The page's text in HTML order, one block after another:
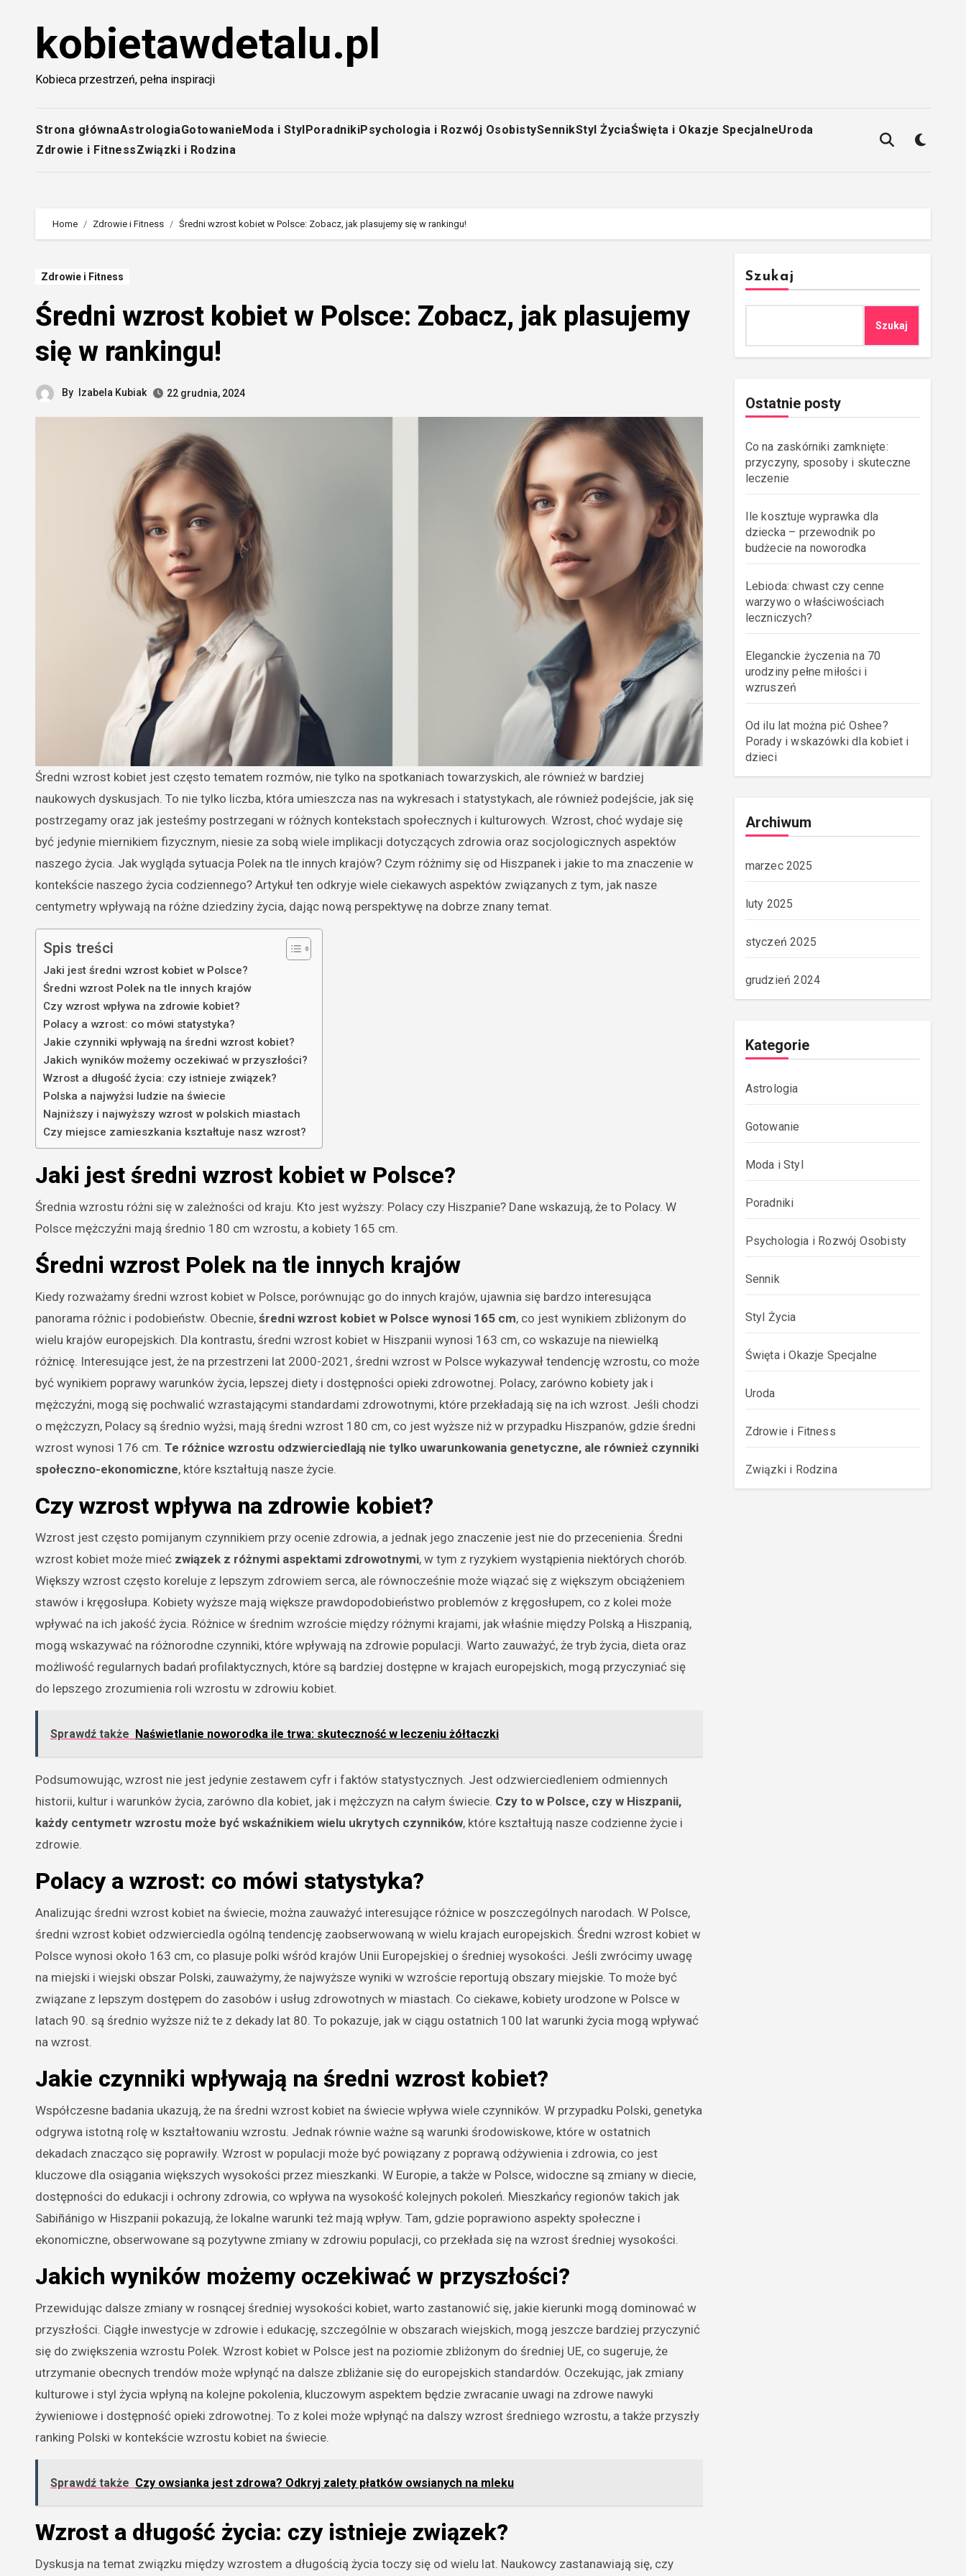
kobietawdetalu.pl
Kobieca przestrzeń, pełna inspiracji
Strona głównaAstrologiaGotowanieModa i StylPoradnikiPsychologia i Rozwój OsobistySennikStyl ŻyciaŚwięta i Okazje SpecjalneUroda
Zdrowie i FitnessZwiązki i Rodzina
Home Zdrowie i Fitness Średni wzrost kobiet w Polsce: Zobacz, jak plasujemy się w rankingu!
Zdrowie i Fitness
Średni wzrost kobiet w Polsce: Zobacz, jak plasujemy
się w rankingu!
By Izabela Kubiak 22 grudnia, 2024
Średni wzrost kobiet jest często tematem rozmów, nie tylko na spotkaniach towarzyskich, ale również w bardziej
naukowych dyskusjach. To nie tylko liczba, która umieszcza nas na wykresach i statystykach, ale również podejście, jak się
postrzegamy oraz jak jesteśmy postrzegani w różnych kontekstach społecznych i kulturowych. Wzrost, choć wydaje się
być jedynie miernikiem fizycznym, niesie za sobą wiele implikacji dotyczących zdrowia oraz socjologicznych aspektów
naszego życia. Jak wygląda sytuacja Polek na tle innych krajów? Czym różnimy się od Hiszpanek i jakie to ma znaczenie w
kontekście naszego życia codziennego? Artykuł ten odkryje wiele ciekawych aspektów związanych z tym, jak nasze
centymetry wpływają na różne dziedziny życia, dając nową perspektywę na dobrze znany temat.
Spis treści
Jaki jest średni wzrost kobiet w Polsce?
Średni wzrost Polek na tle innych krajów
Czy wzrost wpływa na zdrowie kobiet?
Polacy a wzrost: co mówi statystyka?
Jakie czynniki wpływają na średni wzrost kobiet?
Jakich wyników możemy oczekiwać w przyszłości?
Wzrost a długość życia: czy istnieje związek?
Polska a najwyżsi ludzie na świecie
Najniższy i najwyższy wzrost w polskich miastach
Czy miejsce zamieszkania kształtuje nasz wzrost?
Jaki jest średni wzrost kobiet w Polsce?
Średnia wzrostu różni się w zależności od kraju. Kto jest wyższy: Polacy czy Hiszpanie? Dane wskazują, że to Polacy. W
Polsce mężczyźni mają średnio 180 cm wzrostu, a kobiety 165 cm.
Średni wzrost Polek na tle innych krajów
Kiedy rozważamy średni wzrost kobiet w Polsce, porównując go do innych krajów, ujawnia się bardzo interesująca
panorama różnic i podobieństw. Obecnie, średni wzrost kobiet w Polsce wynosi 165 cm, co jest wynikiem zbliżonym do
wielu krajów europejskich. Dla kontrastu, średni wzrost kobiet w Hiszpanii wynosi 163 cm, co wskazuje na niewielką
różnicę. Interesujące jest, że na przestrzeni lat 2000-2021, średni wzrost w Polsce wykazywał tendencję wzrostu, co może
być wynikiem poprawy warunków życia, lepszej diety i dostępności opieki zdrowotnej. Polacy, zarówno kobiety jak i
mężczyźni, mogą się pochwalić wzrastającymi standardami zdrowotnymi, które przekładają się na ich wzrost. Jeśli chodzi
o mężczyzn, Polacy są średnio wyżsi, mają średni wzrost 180 cm, co jest wyższe niż w przypadku Hiszpanów, gdzie średni
wzrost wynosi 176 cm. Te różnice wzrostu odzwierciedlają nie tylko uwarunkowania genetyczne, ale również czynniki
społeczno-ekonomiczne, które kształtują nasze życie.
Czy wzrost wpływa na zdrowie kobiet?
Wzrost jest często pomijanym czynnikiem przy ocenie zdrowia, a jednak jego znaczenie jest nie do przecenienia. Średni
wzrost kobiet może mieć związek z różnymi aspektami zdrowotnymi, w tym z ryzykiem wystąpienia niektórych chorób.
Większy wzrost często koreluje z lepszym zdrowiem serca, ale równocześnie może wiązać się z większym obciążeniem
stawów i kręgosłupa. Kobiety wyższe mają większe prawdopodobieństwo problemów z kręgosłupem, co z kolei może
wpływać na ich jakość życia. Różnice w średnim wzroście między różnymi krajami, jak właśnie między Polską a Hiszpanią,
mogą wskazywać na różnorodne czynniki, które wpływają na zdrowie populacji. Warto zauważyć, że tryb życia, dieta oraz
możliwość regularnych badań profilaktycznych, które są bardziej dostępne w krajach europejskich, mogą przyczyniać się
do lepszego zrozumienia roli wzrostu w zdrowiu kobiet.
Sprawdź także Naświetlanie noworodka ile trwa: skuteczność w leczeniu żółtaczki
Podsumowując, wzrost nie jest jedynie zestawem cyfr i faktów statystycznych. Jest odzwierciedleniem odmiennych
historii, kultur i warunków życia, zarówno dla kobiet, jak i mężczyzn na całym świecie. Czy to w Polsce, czy w Hiszpanii,
każdy centymetr wzrostu może być wskaźnikiem wielu ukrytych czynników, które kształtują nasze codzienne życie i
zdrowie.
Polacy a wzrost: co mówi statystyka?
Analizując średni wzrost kobiet na świecie, można zauważyć interesujące różnice w poszczególnych narodach. W Polsce,
średni wzrost kobiet odzwierciedla ogólną tendencję zaobserwowaną w wielu krajach europejskich. Średni wzrost kobiet w
Polsce wynosi około 163 cm, co plasuje polki wśród krajów Unii Europejskiej o średniej wysokości. Jeśli zwrócimy uwagę
na miejski i wiejski obszar Polski, zauważymy, że najwyższe wyniki w wzroście reportują obszary miejskie. To może być
związane z lepszym dostępem do zasobów i usług zdrowotnych w miastach. Co ciekawe, kobiety urodzone w Polsce w
latach 90. są średnio wyższe niż te z dekady lat 80. To pokazuje, jak w ciągu ostatnich 100 lat warunki życia mogą wpływać
na wzrost.
Jakie czynniki wpływają na średni wzrost kobiet?
Współczesne badania ukazują, że na średni wzrost kobiet na świecie wpływa wiele czynników. W przypadku Polski, genetyka
odgrywa istotną rolę w kształtowaniu wzrostu. Jednak równie ważne są warunki środowiskowe, które w ostatnich
dekadach znacząco się poprawiły. Wzrost w populacji może być powiązany z poprawą odżywienia i zdrowia, co jest
kluczowe dla osiągania większych wysokości przez mieszkanki. W Europie, a także w Polsce, widoczne są zmiany w diecie,
dostępności do edukacji i ochrony zdrowia, co wpływa na wysokość kolejnych pokoleń. Mieszkańcy regionów takich jak
Sabiñánigo w Hiszpanii pokazują, że lokalne warunki też mają wpływ. Tam, gdzie poprawiono aspekty społeczne i
ekonomiczne, obserwowane są pozytywne zmiany w zdrowiu populacji, co przekłada się na wzrost średniej wysokości.
Jakich wyników możemy oczekiwać w przyszłości?
Przewidując dalsze zmiany w rosnącej średniej wysokości kobiet, warto zastanowić się, jakie kierunki mogą dominować w
przyszłości. Ciągłe inwestycje w zdrowie i edukację, szczególnie w obszarach wiejskich, mogą jeszcze bardziej przyczynić
się do zwiększenia wzrostu Polek. Wzrost kobiet w Polsce jest na poziomie zbliżonym do średniej UE, co sugeruje, że
utrzymanie obecnych trendów może wpłynąć na dalsze zbliżanie się do europejskich standardów. Oczekując, jak zmiany
kulturowe i styl życia wpłyną na kolejne pokolenia, kluczowym aspektem będzie zwracanie uwagi na zdrowe nawyki
żywieniowe i dostępność opieki zdrowotnej. To z kolei może wpłynąć na dalszy wzrost średniego wzrostu, a także przyszły
ranking Polski w kontekście wzrostu kobiet na świecie.
Sprawdź także Czy owsianka jest zdrowa? Odkryj zalety płatków owsianych na mleku
Wzrost a długość życia: czy istnieje związek?
Dyskusja na temat związku między wzrostem a długością życia toczy się od wielu lat. Naukowcy zastanawiają się, czy
Szukaj
Szukaj
Ostatnie posty
Co na zaskórniki zamknięte:
przyczyny, sposoby i skuteczne
leczenie
Ile kosztuje wyprawka dla
dziecka – przewodnik po
budżecie na noworodka
Lebioda: chwast czy cenne
warzywo o właściwościach
leczniczych?
Eleganckie życzenia na 70
urodziny pełne miłości i
wzruszeń
Od ilu lat można pić Oshee?
Porady i wskazówki dla kobiet i
dzieci
Archiwum
marzec 2025
luty 2025
styczeń 2025
grudzień 2024
Kategorie
Astrologia
Gotowanie
Moda i Styl
Poradniki
Psychologia i Rozwój Osobisty
Sennik
Styl Życia
Święta i Okazje Specjalne
Uroda
Zdrowie i Fitness
Związki i Rodzina